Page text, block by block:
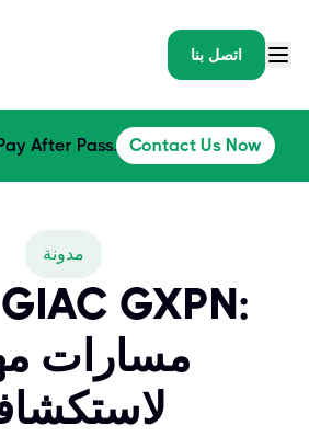
اتصل بنا
After Pass. Contact Us Now
مدونة
مسارات